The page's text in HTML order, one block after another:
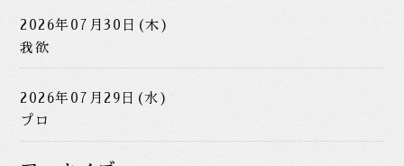
2026年07月30日(木)
我欲
2026年07月29日(水)
プロ